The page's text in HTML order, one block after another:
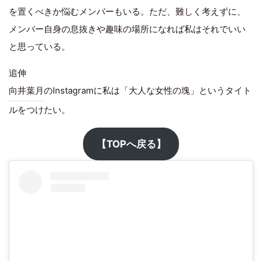
を置くべきか悩むメンバーもいる。ただ、難しく考えずに、
メンバー自身の息抜きや趣味の場所になれば私はそれでいい
と思っている。
追伸
向井葉月のInstagramに私は「大人な女性の塊」というタイト
ルをつけたい。
【TOPへ戻る】